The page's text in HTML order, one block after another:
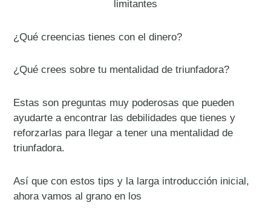
¿Qué creencias tienes con el dinero?
¿Qué crees sobre tu mentalidad de triunfadora?
Estas son preguntas muy poderosas que pueden
ayudarte a encontrar las debilidades que tienes y
reforzarlas para llegar a tener una mentalidad de
triunfadora.
Así que con estos tips y la larga introducción inicial,
ahora vamos al grano en los